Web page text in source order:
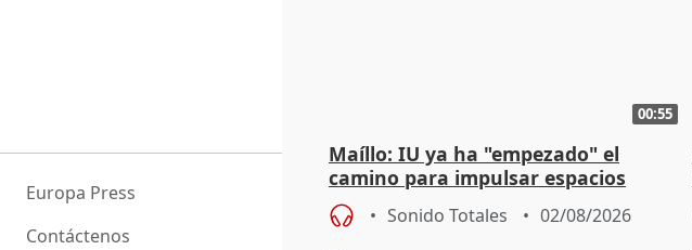
Europa Press
Contáctenos
00:55
Maíllo: IU ya ha "empezado" el
camino para impulsar espacios
unitarios para las municipales
Sonido Totales 02/08/2026